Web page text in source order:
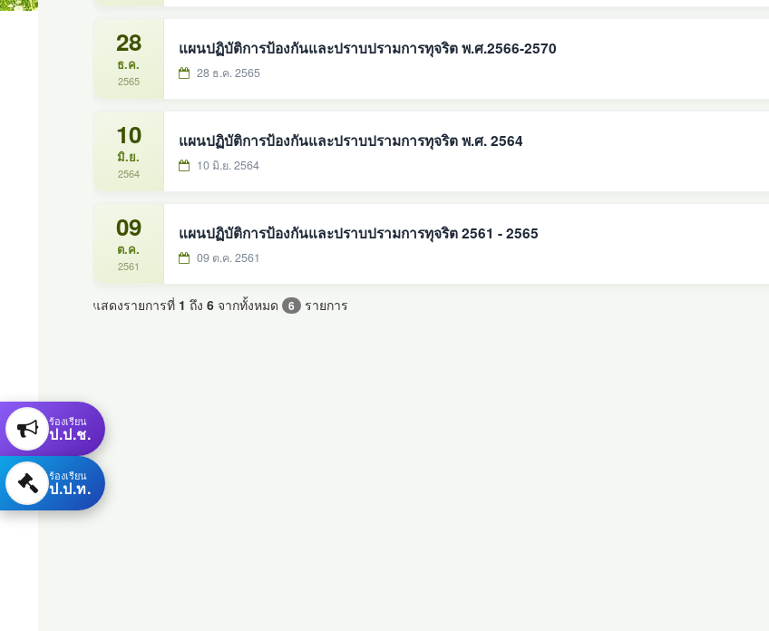
28
ธ.ค.
2565
แผนปฏิบัติการป้องกันและปราบปรามการทุจริต พ.ศ.2566-2570
28 ธ.ค. 2565
10
มิ.ย.
2564
แผนปฏิบัติการป้องกันและปราบปรามการทุจริต พ.ศ. 2564
10 มิ.ย. 2564
09
ต.ค.
2561
แผนปฏิบัติการป้องกันและปราบปรามการทุจริต 2561 - 2565
09 ต.ค. 2561
แสดงรายการที่ 1 ถึง 6 จากทั้งหมด 6 รายการ
ร้องเรียน
ป.ป.ช.
ร้องเรียน
ป.ป.ท.